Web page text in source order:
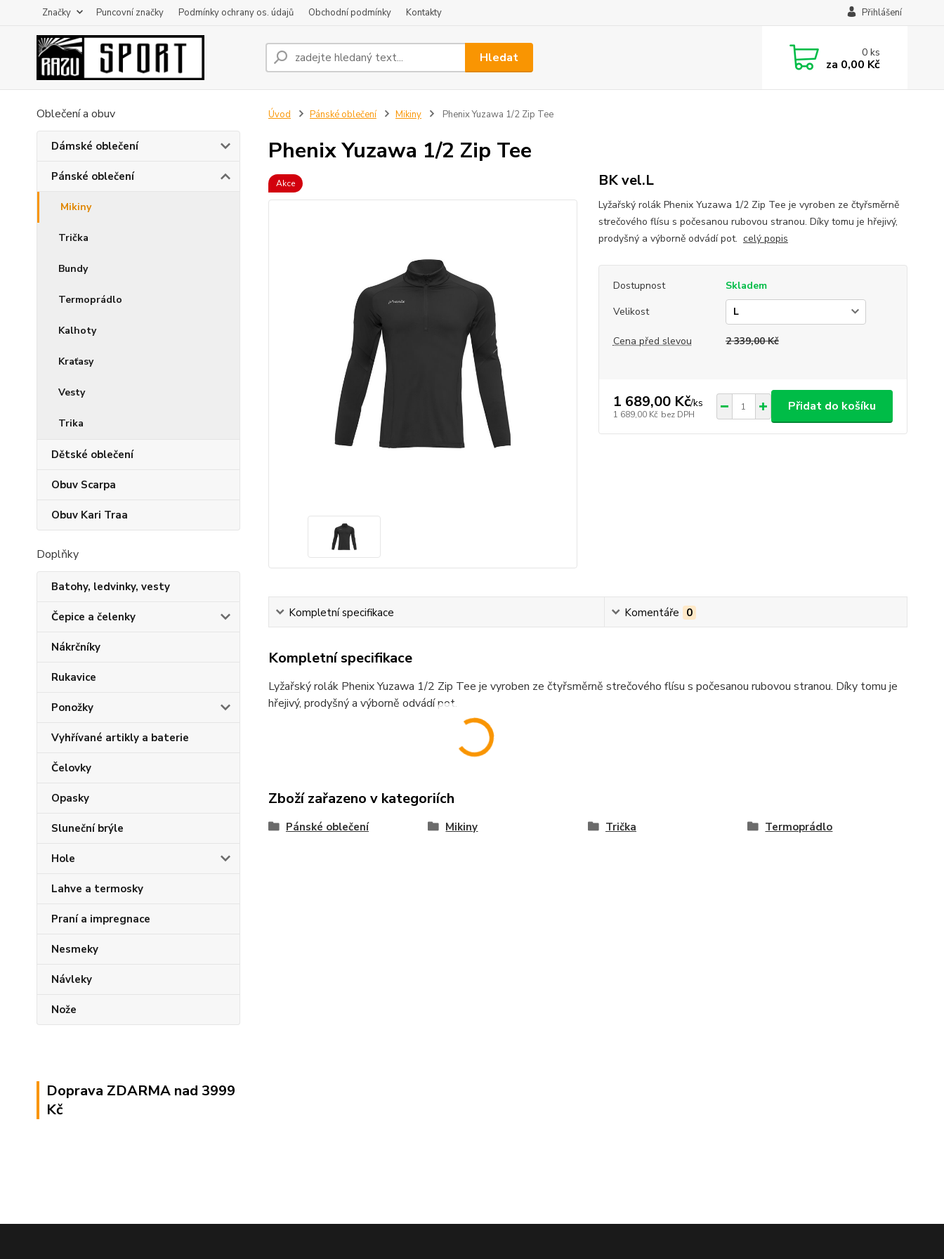
Značky Puncovní značky Podmínky ochrany os. údajů Obchodní podmínky Kontakty Přihlášení
Hledat 0ks
za 0,00 Kč
Oblečení a obuv
Dámské oblečení
Pánské oblečení
Mikiny
Trička
Bundy
Termoprádlo
Kalhoty
Kraťasy
Vesty
Trika
Dětské oblečení
Obuv Scarpa
Obuv Kari Traa
Doplňky
Batohy, ledvinky, vesty
Čepice a čelenky
Nákrčníky
Rukavice
Ponožky
Vyhřívané artikly a baterie
Čelovky
Opasky
Sluneční brýle
Hole
Lahve a termosky
Praní a impregnace
Nesmeky
Návleky
Nože
Doprava ZDARMA nad 3999
Kč
Úvod Pánské oblečení Mikiny Phenix Yuzawa 1/2 Zip Tee
Phenix Yuzawa 1/2 Zip Tee
Akce BK vel.L
Lyžařský rolák Phenix Yuzawa 1/2 Zip Tee je vyroben ze čtyřsměrně
strečového flísu s počesanou rubovou stranou. Díky tomu je hřejivý,
prodyšný a výborně odvádí pot. celý popis
Dostupnost
Skladem
Velikost
Cena před slevou 2 339,00 Kč
1 689,00 Kč/ks
1 689,00 Kč bez DPH
Přidat do košíku
Kompletní specifikace Komentáře 0
Kompletní specifikace
Lyžařský rolák Phenix Yuzawa 1/2 Zip Tee je vyroben ze čtyřsměrně strečového flísu s počesanou rubovou stranou. Díky tomu je
hřejivý, prodyšný a výborně odvádí pot.
Zboží zařazeno v kategoriích
Pánské oblečení Mikiny Trička Termoprádlo